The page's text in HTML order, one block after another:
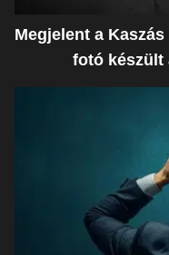
Megjelent a
fotó készült